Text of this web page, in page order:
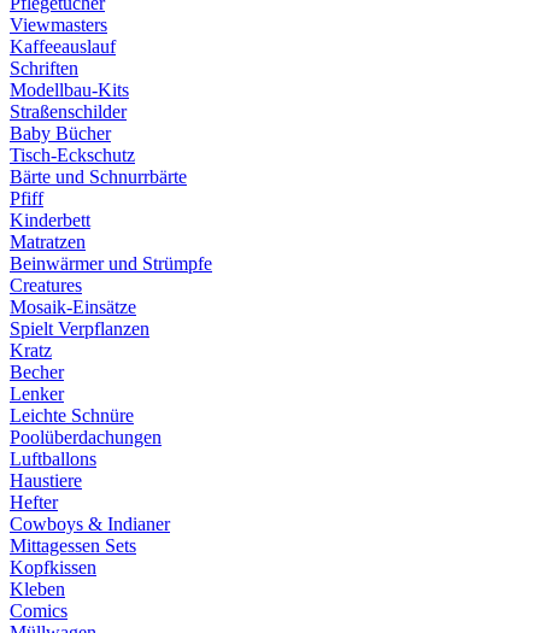
Viewmasters
Kaffeeauslauf
Schriften
Modellbau-Kits
Straßenschilder
Baby Bücher
Tisch-Eckschutz
Bärte und Schnurrbärte
Pfiff
Kinderbett
Matratzen
Beinwärmer und Strümpfe
Creatures
Mosaik-Einsätze
Spielt Verpflanzen
Kratz
Becher
Lenker
Leichte Schnüre
Poolüberdachungen
Luftballons
Haustiere
Hefter
Cowboys & Indianer
Mittagessen Sets
Kopfkissen
Kleben
Comics